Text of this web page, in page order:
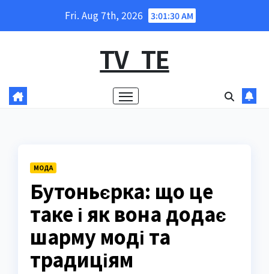
Fri. Aug 7th, 2026 3:01:31 AM
TV_TE
МОДА
Бутоньєрка: що це
таке і як вона додає
шарму моді та
традиціям